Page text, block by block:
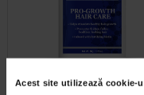
Acest site utilizează cookie-
50 g, DIFEEL